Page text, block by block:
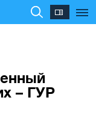
– ГУР